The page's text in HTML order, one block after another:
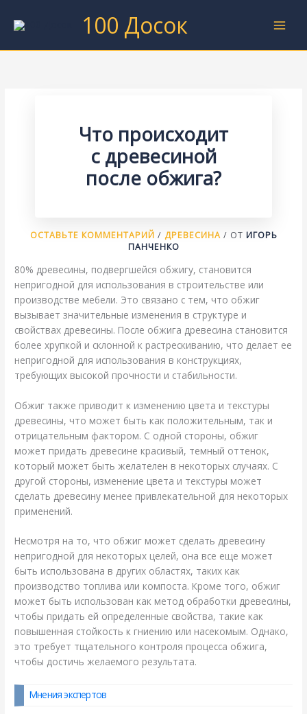
100 Досок
Что происходит
с древесиной
после обжига?
ОСТАВЬТЕ КОММЕНТАРИЙ / ДРЕВЕСИНА/ ОТ ИГОРЬ
ПАНЧЕНКО
80% древесины, подвергшейся обжигу, становится
непригодной для использования в строительстве или
производстве мебели. Это связано с тем, что обжиг
вызывает значительные изменения в структуре и
свойствах древесины. После обжига древесина становится
более хрупкой и склонной к растрескиванию, что делает ее
непригодной для использования в конструкциях,
требующих высокой прочности и стабильности.
Обжиг также приводит к изменению цвета и текстуры
древесины, что может быть как положительным, так и
отрицательным фактором. С одной стороны, обжиг
может придать древесине красивый, темный оттенок,
который может быть желателен в некоторых случаях. С
другой стороны, изменение цвета и текстуры может
сделать древесину менее привлекательной для некоторых
применений.
Несмотря на то, что обжиг может сделать древесину
непригодной для некоторых целей, она все еще может
быть использована в других областях, таких как
производство топлива или компоста. Кроме того, обжиг
может быть использован как метод обработки древесины,
чтобы придать ей определенные свойства, такие как
повышенная стойкость к гниению или насекомым. Однако,
это требует тщательного контроля процесса обжига,
чтобы достичь желаемого результата.
Мнения экспертов